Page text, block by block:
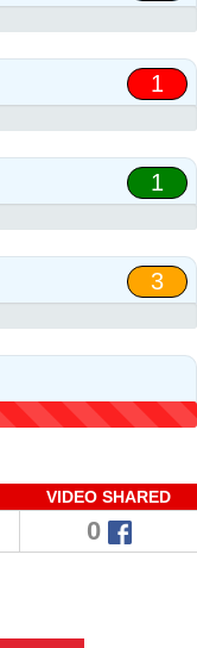
1
1
3
VIDEO SHARED
0